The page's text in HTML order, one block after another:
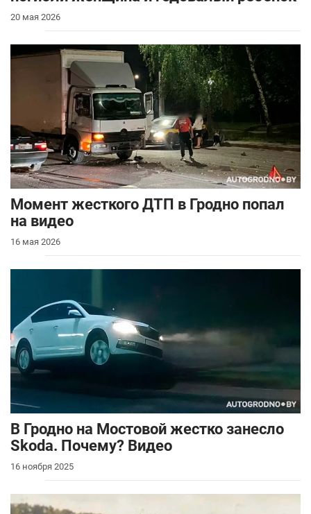
20 мая 2026
Момент жесткого ДТП в Гродно попал
на видео
16 мая 2026
В Гродно на Мостовой жестко занесло
Skoda. Почему? Видео
16 ноября 2025